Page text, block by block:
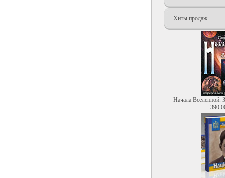
Хиты продаж
Начала Вселенной.